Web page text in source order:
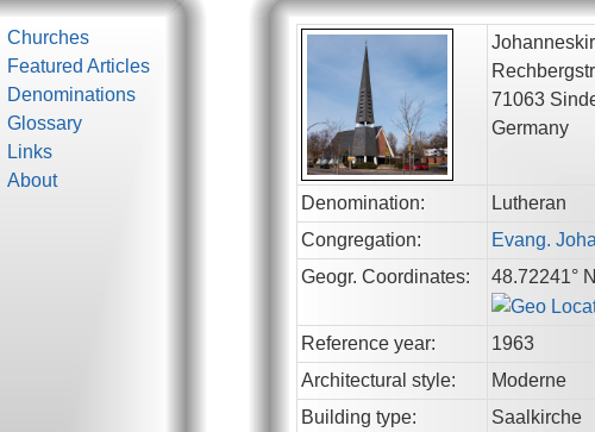
Churches
Featured Articles
Denominations
Glossary
Links
About
71063
Germany
Denomination:
Lutheran
Congregation:
Evang.
Geogr. Coordinates:
48.72241°
Reference year:
1963
Architectural style:
Moderne
Building type:
Saalkirche